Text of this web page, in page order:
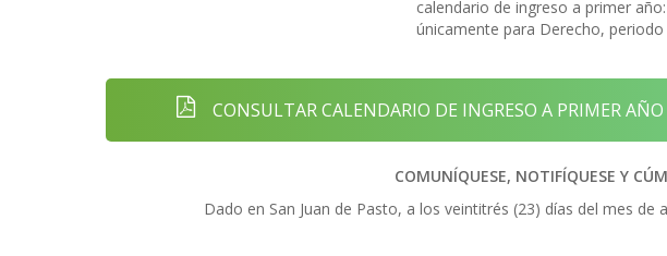
calendario de ingreso a primer
únicamente para Derecho,
CONSULTAR CALENDARIO DE INGRESO A PRIMER
COMUNÍQUESE, NOTIFÍQUESE Y
Dado en San Juan de Pasto, a los veintitrés (23) días del mes de